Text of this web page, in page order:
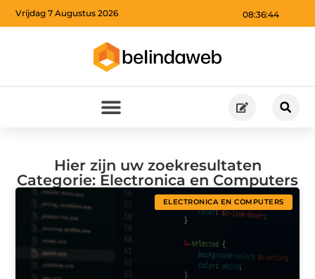
08:36:45
Vrijdag 7 Augustus 2026
Hier zijn uw zoekresultaten
Categorie: Electronica en Computers
ELECTRONICA EN COMPUTERS